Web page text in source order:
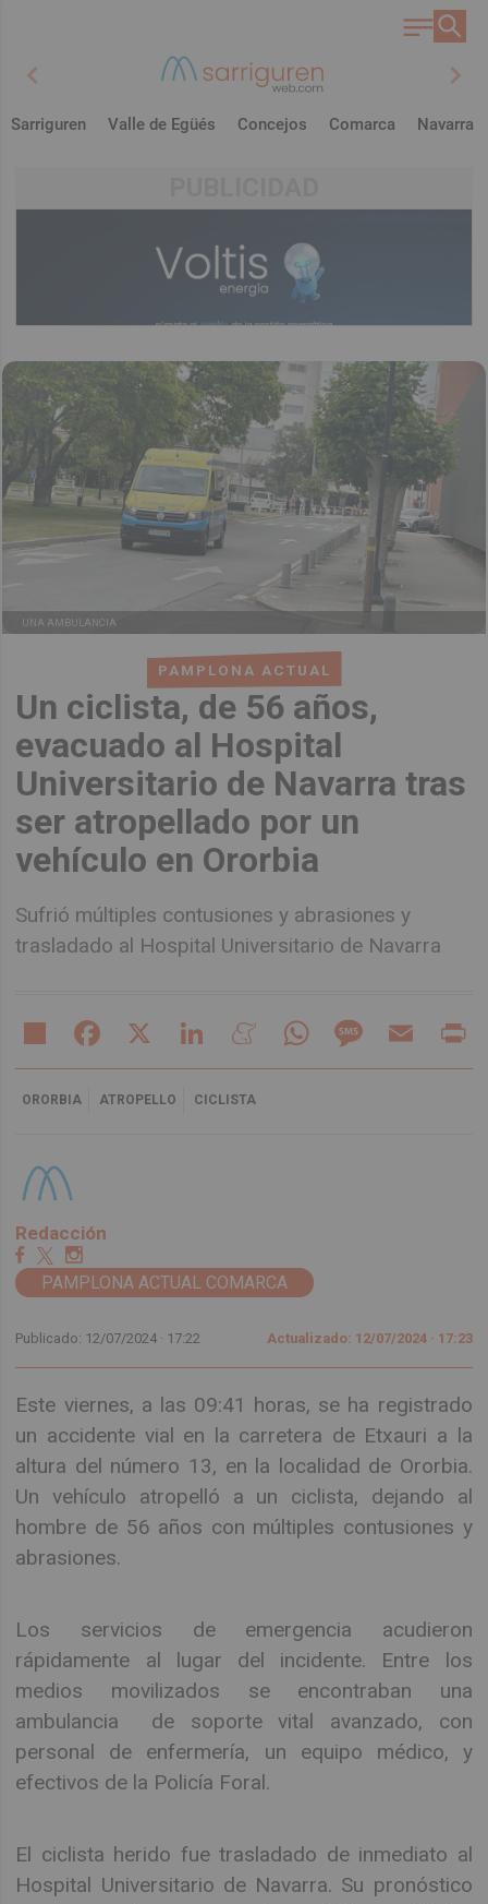
chevron_left chevron_right
Sarriguren Valle de Egüés Concejos Comarca Navarra
PAMPLONA ACTUAL
Un ciclista, de 56 años,
evacuado al Hospital
Universitario de Navarra tras
ser atropellado por un
vehículo en Ororbia
Sufrió múltiples contusiones y abrasiones y
trasladado al Hospital Universitario de Navarra
UNA AMBULANCIA
Share Facebook LinkedIn MeneameWhatsAppMessageEmail
ORORBIA ATROPELLO CICLISTA
Redacción
PAMPLONA ACTUAL COMARCA
Publicado: 12/07/2024 · 17:22 Actualizado: 12/07/2024 · 17:23
Este viernes, a las 09:41 horas, se ha registrado
un accidente vial en la carretera de Etxauri a la
altura del número 13, en la localidad de Ororbia.
Un vehículo atropelló a un ciclista, dejando al
hombre de 56 años con múltiples contusiones y
abrasiones.
Los servicios de emergencia acudieron
rápidamente al lugar del incidente. Entre los
medios movilizados se encontraban una
ambulancia de soporte vital avanzado, con
personal de enfermería, un equipo médico, y
efectivos de la Policía Foral.
El ciclista herido fue trasladado de inmediato al
Hospital Universitario de Navarra. Su pronóstico